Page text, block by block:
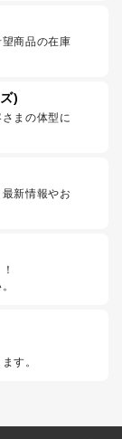
商品の在庫
)
まの体型に
新情報やお
す。